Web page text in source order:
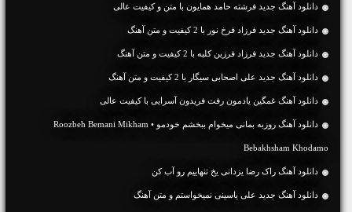
دانلود آهنگ جديد فرشته حامد همایون با متن و کیفیت عالی
دانلود آهنگ جديد فرزاد فرخ نور با 2 کیفیت و متن آهنگ
دانلود آهنگ جديد فرزاد فرزین کلبه با 2 کیفیت و متن آهنگ
دانلود آهنگ جديد علی اصحابی سیگار با 2 کیفیت و متن آهنگ
دانلود آهنگ غمگین یادمون رفت فریدون آسرایی با کیفیت عالی
دانلود آهنگ روزبه بمانی میخوام ببخشم خودمو • Roozbeh Bemani Mikham
Bebakhsham Khodamo
دانلود آهنگ راک رضا یزدانی یخ تنهاییم رو آب کن
دانلود آهنگ جديد علی یاسینی نمیخواستم و متن آهنگ